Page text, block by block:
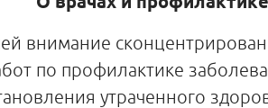
внимание
по профилактике
утраченного